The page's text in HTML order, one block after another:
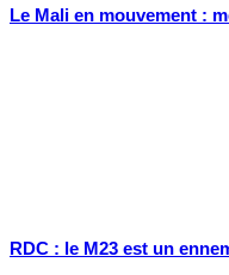
Le Mali en mouvement :
RDC : le M23 est un